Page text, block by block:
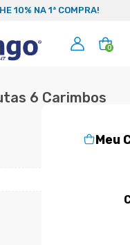
10% NA 1ª COMPRA!
0
Meu
6 Carimbos